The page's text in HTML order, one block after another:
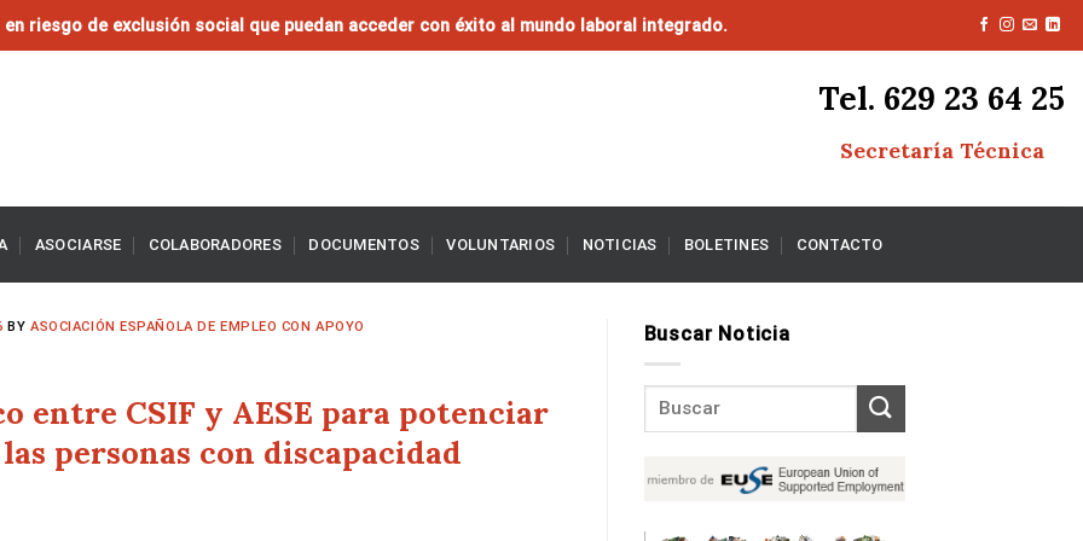
riesgo de exclusión social que puedan acceder con éxito al mundo laboral integrado.
Tel. 629 23 64 25
Secretaría Técnica
ASOCIARSE COLABORADORES DOCUMENTOS VOLUNTARIOS NOTICIAS BOLETINES CONTACTO
BYASOCIACIÓN ESPAÑOLA DE EMPLEO CON APOYO
entre CSIF y AESE para potenciar
personas con discapacidad
Buscar Noticia